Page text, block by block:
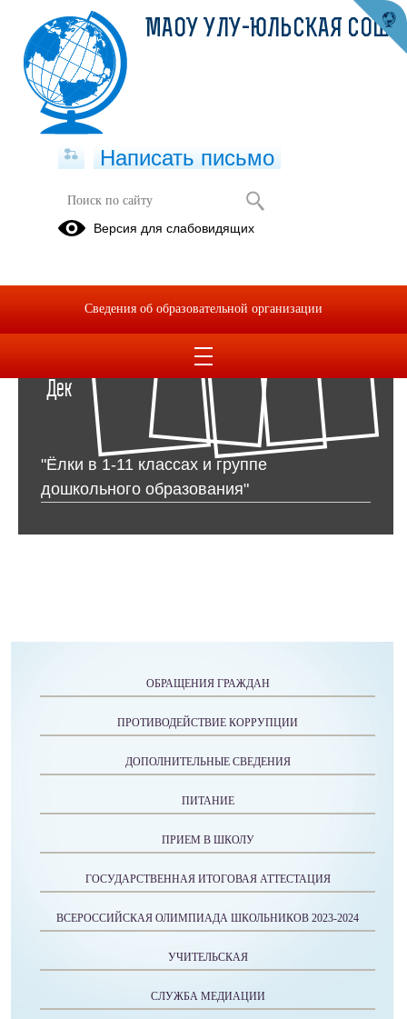
Архив раздела Фотоальбомы
29
Дек
"Ёлки в 1-11 классах и группе
дошкольного образования"
ОБРАЩЕНИЯ ГРАЖДАН
ПРОТИВОДЕЙСТВИЕ КОРРУПЦИИ
ДОПОЛНИТЕЛЬНЫЕ СВЕДЕНИЯ
ПИТАНИЕ
ПРИЕМ В ШКОЛУ
ГОСУДАРСТВЕННАЯ ИТОГОВАЯ АТТЕСТАЦИЯ
ВСЕРОССИЙСКАЯ ОЛИМПИАДА ШКОЛЬНИКОВ 2023-2024
УЧИТЕЛЬСКАЯ
СЛУЖБА МЕДИАЦИИ
МАОУ УЛУ-ЮЛЬСКАЯ СОШ
Написать письмо
Версия для слабовидящих
Сведения об образовательной организации